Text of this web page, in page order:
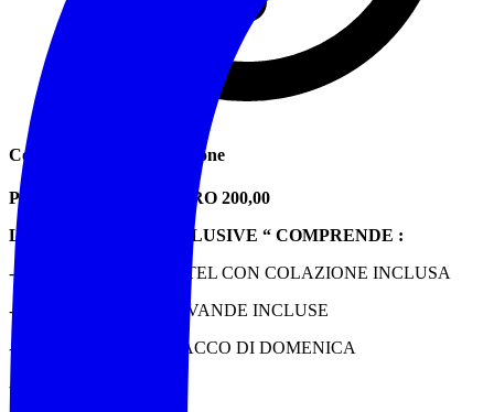
Contributo di partecipazione
PREZZO TOTALE EURO 200,00
LA QUOTA “ ALL INCLUSIVE “ COMPRENDE :
- 1 NOTTE IN HOTEL CON COLAZIONE INCLUSA
- 1 CENA CON BEVANDE INCLUSE
- 1 PRANZO AL SACCO DI DOMENICA
- 2 ESCUSIONI